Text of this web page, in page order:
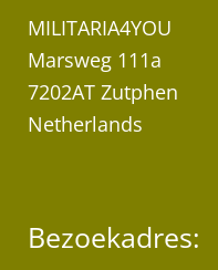
MILITARIA4YOU
Marsweg 111a
7202AT Zutphen
Netherlands
Bezoekadres: